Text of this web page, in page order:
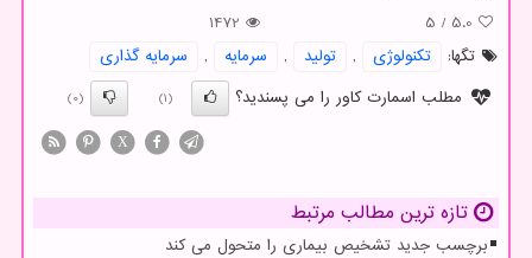
5.0
/
5
1472
تگها:
تكنولوژی , تولید , سرمایه ,
سرمایه گذاری
مطلب اسمارت کاور را می پسندید؟
(1)
(0)
X
تازه ترین مطالب مرتبط
برچسب جدید تشخیص بیماری را متحول می کند